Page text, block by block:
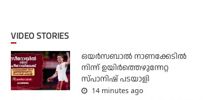
VIDEO STORIES
ഒയര്‍സബാൽ നാണക്കേടിൽ
നിന്ന് ഉയിർത്തെഴുന്നേറ്റ
സ്പാനിഷ് പടയാളി
14 minutes ago